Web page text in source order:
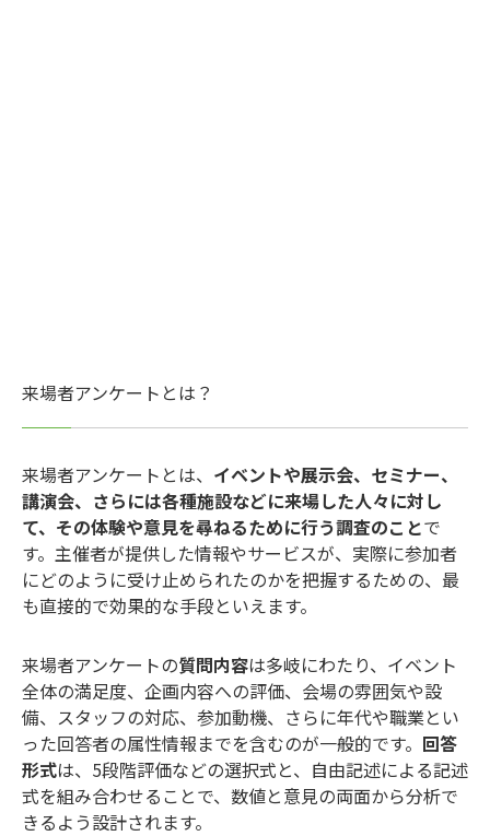
来場者アンケートとは？
来場者アンケートとは、 イベントや展示会、セミナー、
講演会、さらには各種施設などに来場した人々に対し
て、その体験や意見を尋ねるために行う調査のことで
す。主催者が提供した情報やサービスが、実際に参加者
にどのように受け止められたのかを把握するための、最
も直接的で効果的な手段といえます。
来場者アンケートの質問内容は多岐にわたり、イベント
全体の満足度、企画内容への評価、会場の雰囲気や設
備、スタッフの対応、参加動機、さらに年代や職業とい
った回答者の属性情報までを含むのが一般的です。 回答
形式は、5段階評価などの選択式と、自由記述による記述
式を組み合わせることで、数値と意見の両面から分析で
きるよう設計されます。